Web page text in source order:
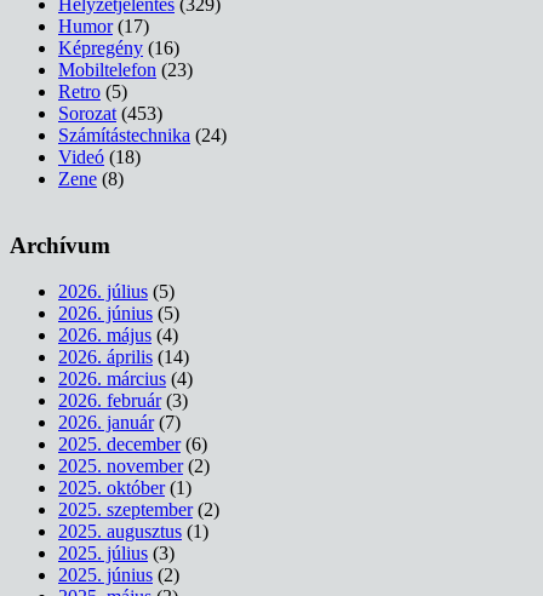
Helyzetjelentés (329)
Humor(17)
Képregény (16)
Mobiltelefon (23)
Retro (5)
Sorozat (453)
Számítástechnika (24)
Videó (18)
Zene (8)
Archívum
2026. július (5)
2026. június (5)
2026. május (4)
2026. április (14)
2026. március (4)
2026. február(3)
2026. január(7)
2025. december(6)
2025. november(2)
2025. október(1)
2025. szeptember(2)
2025. augusztus (1)
2025. július (3)
2025. június (2)